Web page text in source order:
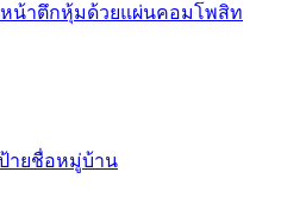
หน้าตึกหุ้มด้วยแผ่นคอมโพสิท
ายชื่อหมู่บ้าน